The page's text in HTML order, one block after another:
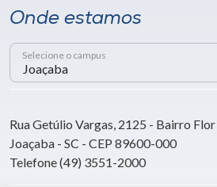
Onde estamos
Selecione o campus
Rua Getúlio Vargas, 2125 - Bairro Flor
Joaçaba - SC - CEP 89600-000
Telefone (49) 3551-2000